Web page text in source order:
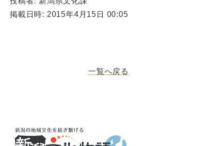
掲載日時: 2015年4月15日 00:05
一覧へ戻る